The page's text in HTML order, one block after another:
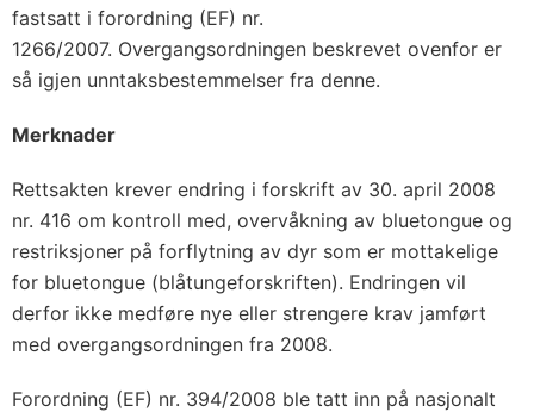
fastsatt i forordning (EF) nr.
1266/2007. Overgangsordningen beskrevet ovenfor er
så igjen unntaksbestemmelser fra denne.
Merknader
Rettsakten krever endring i forskrift av 30. april 2008
nr. 416 om kontroll med, overvåkning av bluetongue og
restriksjoner på forflytning av dyr som er mottakelige
for bluetongue (blåtungeforskriften). Endringen vil
derfor ikke medføre nye eller strengere krav jamført
med overgangsordningen fra 2008.
Forordning (EF) nr. 394/2008 ble tatt inn på nasjonalt